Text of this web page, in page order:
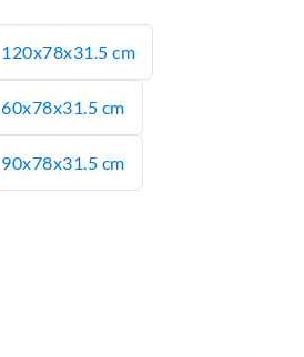
120x78x31.5 cm
60x78x31.5 cm
90x78x31.5 cm